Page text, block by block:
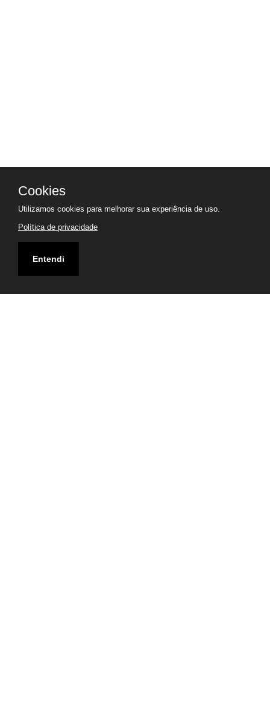
Cookies
Utilizamos cookies para melhorar sua experiência de uso.
Política de privacidade
Entendi